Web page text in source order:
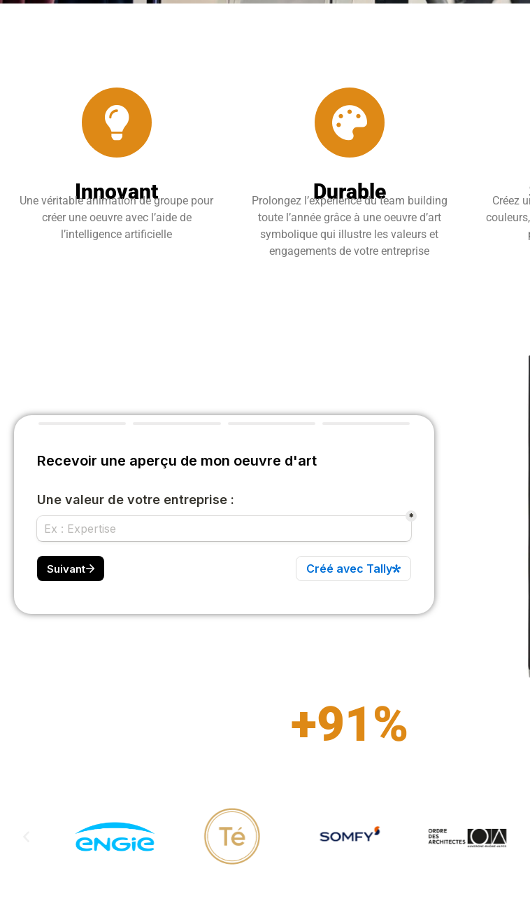
Innovant
Une véritable animation de groupe pour
créer une oeuvre avec l’aide de
l’intelligence artificielle
Durable
Prolongez l’experience du team building
toute l’année grâce à une oeuvre d’art
symbolique qui illustre les valeurs et
engagements de votre entreprise
Créez
+91%